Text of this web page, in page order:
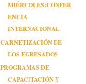
MIÉRCOLES:CONFER
ENCIA
INTERNACIONAL
CARNETIZACIÓN DE
LOS EGRESADOS
PROGRAMAS DE
CAPACITACIÓN Y